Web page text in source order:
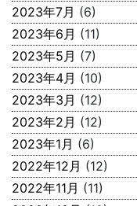
2023年7月 (6)
2023年6月 (11)
2023年5月 (7)
2023年4月 (10)
2023年3月 (12)
2023年2月 (12)
2023年1月 (6)
2022年12月 (12)
2022年11月 (11)